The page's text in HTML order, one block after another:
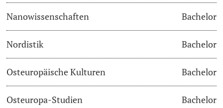
Lernräume
Nanowissenschaften Bachelor
Nordistik Bachelor
Osteuropäische Kulturen Bachelor
Osteuropa-Studien Bachelor